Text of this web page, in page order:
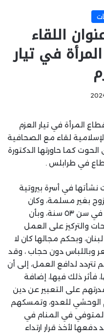
اللقاء
في تيار
المرأة في تيار العزم
لقاء مع الصحافية
كما حاورتها الدكتورة
في طرابلس .
نشأتها في أسرة بيروتية
بغير مسلمة، وكان
لحسن معاملته أثر في إسلامها في سن ٥٣ سنة، وبأن
والتركيز على العمل
وبحكم مجالها كان لا
وباللباس دون حجاب ، وقد
تتردد لدافع العمل، إلى أن
فأثر ذلك فيها، إضافة
على التعبير عن دين
الوحشي للعدو، وتمسكهم
المتوفي في المنام في
لأخذ قرار ارتداء